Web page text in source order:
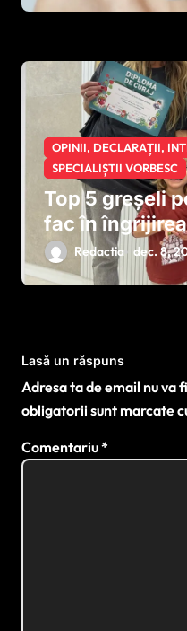
OPINII, DECLARAȚII,
SPECIALIȘTII VORBESC
Top 5 greșeli
fac în
Redactia dec. 8,
Lasă un răspuns
Adresa ta de email nu va
obligatorii sunt marcate
Comentariu*